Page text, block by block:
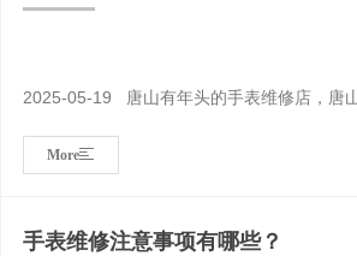
2025-05-19 唐山有年头的手表维修店，唐
More
手表维修注意事项有哪些？